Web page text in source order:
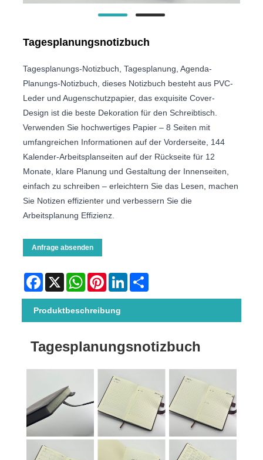
Tagesplanungsnotizbuch
Tagesplanungs-Notizbuch, Tagesplanung, Agenda-
Planungs-Notizbuch, dieses Notizbuch besteht aus PVC-
Leder und Augenschutzpapier, das exquisite Cover-
Design ist die beste Dekoration für den Schreibtisch.
Verwenden Sie hochwertiges Papier – 8 Seiten mit
umfangreichen Informationen auf der Vorderseite, 144
Kalender-Arbeitsplanseiten auf der Rückseite für 12
Monate, klare Planung und Gestaltung der Innenseiten,
einfach zu schreiben – erleichtern Sie das Lesen, machen
Sie Notizen effizienter und verbessern Sie die
Arbeitsplanung Effizienz.
Anfrage absenden
Facebook
X WhatsAppPinterestLinkedIn
Produktbeschreibung
Tagesplanungsnotizbuch